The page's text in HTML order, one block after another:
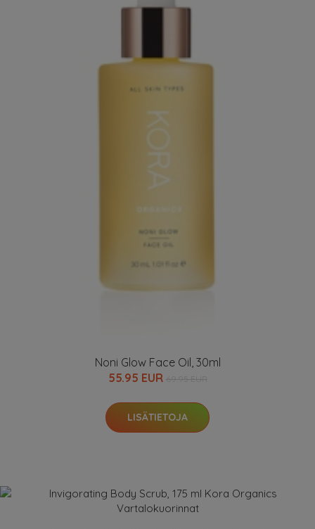
Noni Glow Face Oil, 30ml
55.95 EUR
LISÄTIETOJA